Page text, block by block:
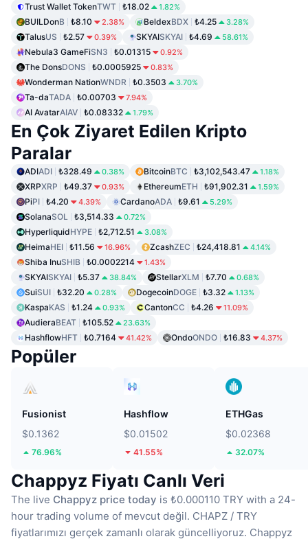
Trust Wallet TokenTWT ₺18.02 1.82%
BUILDonB ₺8.10 2.38% BeldexBDX ₺4.25 3.28%
TalusUS ₺2.57 0.39% SKYAISKYAI ₺4.69 58.61%
Nebula3 GameFiSN3 ₺0.01315 0.92%
The DonsDONS ₺0.0005925 0.83%
Wonderman NationWNDR ₺0.3503 3.70%
Ta-daTADA ₺0.00703 7.94%
AI AvatarAIAV ₺0.08332 1.79%
En Çok Ziyaret Edilen Kripto
Paralar
ADIADI ₺328.49 0.38% BitcoinBTC ₺3,102,543.47 1.18%
XRPXRP ₺49.37 0.93% EthereumETH ₺91,902.31 1.59%
PiPI ₺4.20 4.39% CardanoADA ₺9.61 5.29%
SolanaSOL ₺3,514.33 0.72%
HyperliquidHYPE ₺2,712.51 3.08%
HeimaHEI ₺11.56 16.96% ZcashZEC ₺24,418.81 4.14%
Shiba InuSHIB ₺0.0002214 1.43%
SKYAISKYAI ₺5.37 38.84% StellarXLM ₺7.70 0.68%
SuiSUI ₺32.20 0.28% DogecoinDOGE ₺3.32 1.13%
KaspaKAS ₺1.24 0.93% CantonCC ₺4.26 11.09%
AudieraBEAT ₺105.52 23.63%
HashflowHFT ₺0.7164 41.42% OndoONDO ₺16.83 4.37%
Popüler
Fusionist
$0.1362
76.96%
Hashflow
$0.01502
41.55%
ETHGas
$0.02368
32.07%
Chappyz Fiyatı Canlı Veri
The live Chappyz price today is ₺0.000110 TRY with a 24-
hour trading volume of mevcut değil. CHAPZ / TRY
fiyatlarımızı gerçek zamanlı olarak güncelliyoruz. Chappyz